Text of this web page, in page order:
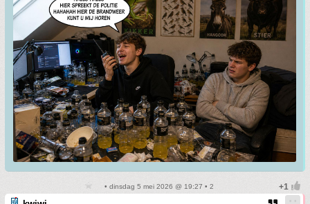
• dinsdag 5 mei 2026 @ 19:27 • 2